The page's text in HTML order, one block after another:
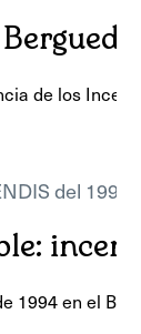
de los
1994 en el